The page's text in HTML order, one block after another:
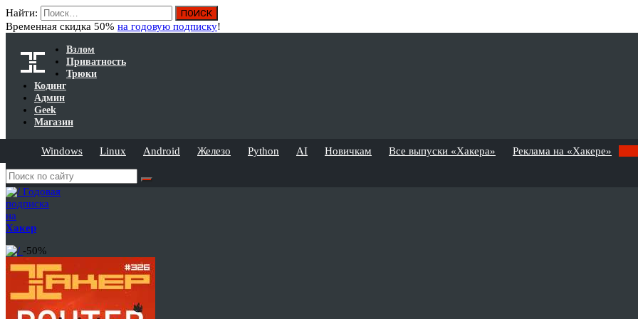
Найти:
Временная скидка 50% на годовую подписку!
Взлом
Приватность
Трюки
Кодинг
Админ
Geek
Магазин
Windows Linux Android Железо Python AI Новичкам Все выпуски «Хакера» Реклама на «Хакере»
Годовая
подписка
на
Хакер
-50%